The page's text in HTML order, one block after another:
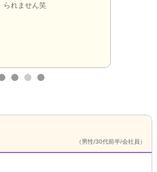
られません笑
（男性/30代前半/会社員）